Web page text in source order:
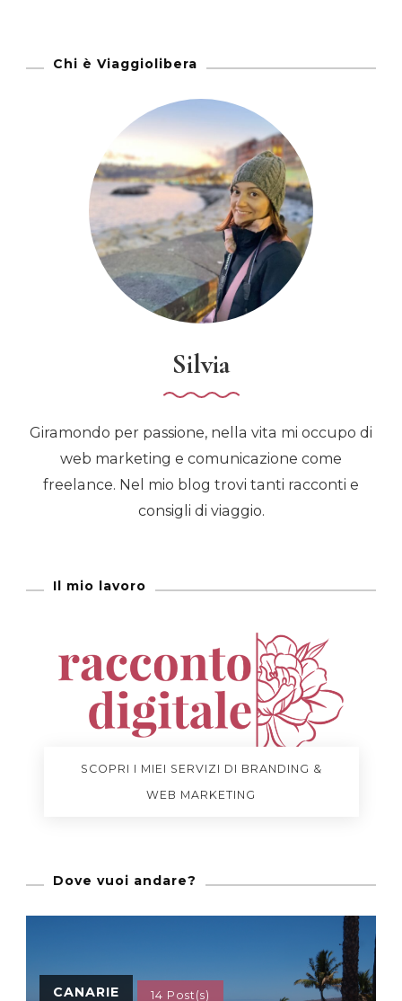
Chi è Viaggiolibera
Silvia
Giramondo per passione, nella vita mi occupo di
web marketing e comunicazione come
freelance. Nel mio blog trovi tanti racconti e
consigli di viaggio.
Il mio lavoro
SCOPRI I MIEI SERVIZI DI BRANDING &
WEB MARKETING
Dove vuoi andare?
CANARIE 14 Post(s)